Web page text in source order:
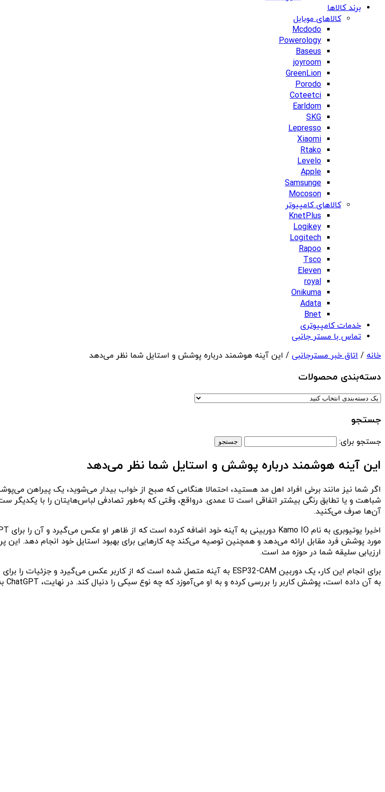
برند کالاها
کالاهای موبایل
Mcdodo
Powerology
Baseus
joyroom
GreenLion
Porodo
Coteetci
Earldom
SKG
Lepresso
Xiaomi
Rtako
Levelo
Apple
Samsunge
Mocoson
کالاهای کامپیوتر
KnetPlus
Logikey
Logitech
Rapoo
Tsco
Eleven
royal
Onikuma
Adata
Bnet
خدمات کامپیوتری
تماس با مستر جانبی
خانه / اتاق خبر مسترجانبی / این آینه هوشمند درباره پوشش و استایل شما نظر می‌دهد
دسته‌بندی‌ محصولات
جستجو
جستجو برای:
این آینه هوشمند درباره پوشش و استایل شما نظر می‌دهد
اگر شما نیز مانند برخی افراد اهل مد هستید، احتمالا هنگامی که صبح از خواب بیدار می‌شوید، یک پیراهن
شباهت و یا تطابق رنگی بیشتر اتفاقی است تا عمدی. درواقع، وقتی که به‌طور تصادفی لباس‌هایتان را با یکدیگر
آن‌ها صرف می‌کنید.
ارزیابی سلیقه شما در حوزه مد است.
به آن داده است، پوشش کاربر را بررسی کرده و به او می‌آموزد که چه نوع سبکی را دنبال کند. در نهایت، ChatGPT به نتیجه می‌رسد و به کاربر اطلاع می‌دهد که کدام یک از لباس‌های خود را تغییر دهد.